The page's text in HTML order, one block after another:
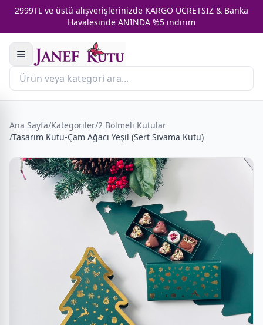
2999TL ve üstü alışverişlerinizde KARGO ÜCRETSİZ & Banka
Havalesinde ANINDA %5 indirim
Ana Sayfa/Kategoriler/2 Bölmeli Kutular
/Tasarım Kutu-Çam Ağacı Yeşil (Sert Sıvama Kutu)